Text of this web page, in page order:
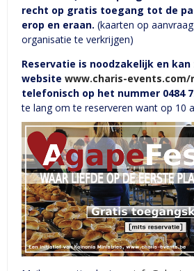
recht op gratis toegang tot de
erop en eraan. (kaarten op
organisatie te verkrijgen)
Reservatie is noodzakelijk en kan
website www.charis-
telefonisch op het nummer 0484
te lang om te reserveren want op 10